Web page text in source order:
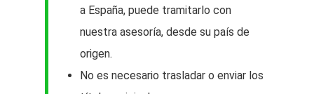
a España, puede tramitarlo con
nuestra asesoría, desde su país de
origen.
No es necesario trasladar o enviar los